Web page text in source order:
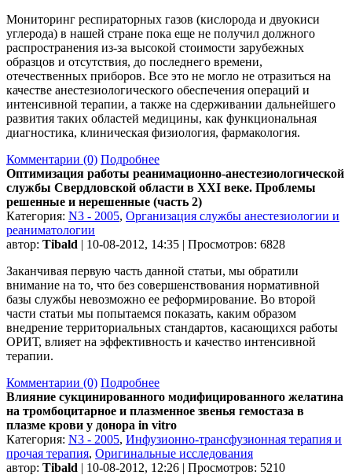
Мониторинг респираторных газов (кислорода и двуокиси
углерода) в нашей стране пока еще не получил должного
распространения из-за высокой стоимости зарубежных
образцов и отсутствия, до последнего времени,
отечественных приборов. Все это не могло не отразиться на
качестве анестезиологического обеспечения операций и
интенсивной терапии, а также на сдерживании дальнейшего
развития таких областей медицины, как функциональная
диагностика, клиническая физиология, фармакология.
Комментарии (0) Подробнее
Оптимизация работы реанимационно-анестезиологической
службы Свердловской области в XXI веке. Проблемы
решенные и нерешенные (часть 2)
Категория: N3 - 2005, Организация службы анестезиологии и
реаниматологии
автор: Tibald | 10-08-2012, 14:35 | Просмотров: 6828
Заканчивая первую часть данной статьи, мы обратили
внимание на то, что без совершенствования нормативной
базы службы невозможно ее реформирование. Во второй
части статьи мы попытаемся показать, каким образом
внедрение территориальных стандартов, касающихся работы
ОРИТ, влияет на эффективность и качество интенсивной
терапии.
Комментарии (0) Подробнее
Влияние сукцинированного модифицированного желатина
на тромбоцитарное и плазменное звенья гемостаза в
плазме крови у донора in vitro
Категория: N3 - 2005, Инфузионно-трансфузионная терапия и
прочая терапия, Оригинальные исследования
автор: Tibald | 10-08-2012, 12:26 | Просмотров: 5210